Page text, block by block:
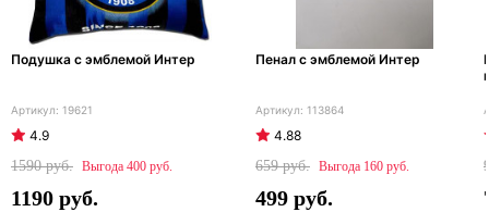
Подушка с эмблемой Интер
19621
4.9
1590
400
1190
Пенал с эмблемой Интер
113864
4.88
659
160
499